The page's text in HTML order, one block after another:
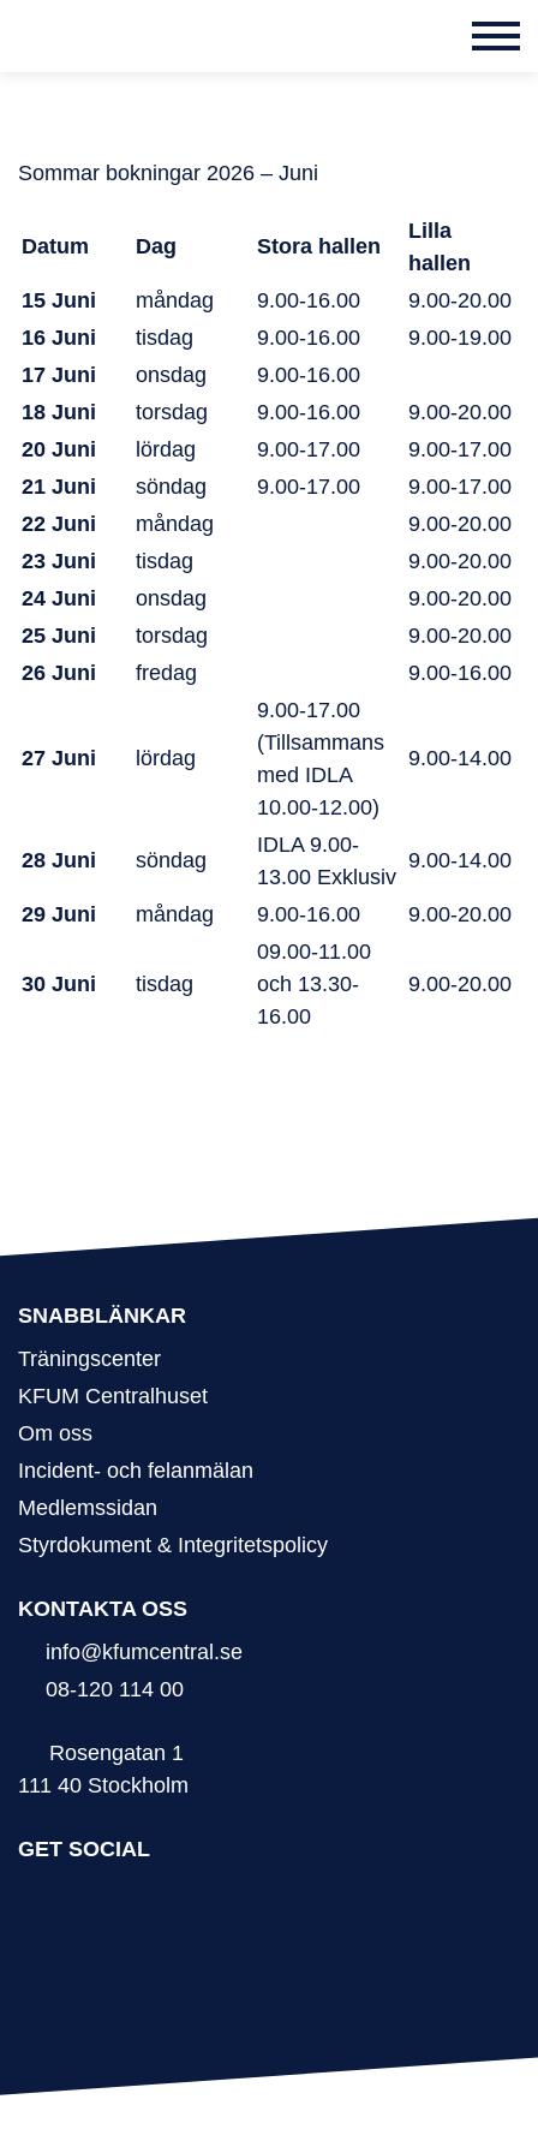
Sommar bokningar 2026 – Juni
Datum Dag Stora hallen
Lilla
hallen
15 Juni
måndag 9.00-16.00
9.00-20.00
16 Juni
tisdag 9.00-16.00
9.00-19.00
17 Juni
onsdag
9.00-16.00
18 Juni
torsdag 9.00-16.00
9.00-20.00
20 Juni
lördag 9.00-17.00
9.00-17.00
21 Juni
söndag 9.00-17.00
9.00-17.00
22 Juni
måndag
9.00-20.00
23 Juni
tisdag
9.00-20.00
24 Juni
onsdag
9.00-20.00
25 Juni
torsdag
9.00-20.00
26 Juni
fredag 9.00-16.00
27 Juni lördag
9.00-17.00
(Tillsammans
med IDLA
10.00-12.00)
9.00-14.00
28 Juni söndag
IDLA 9.00-
13.00 Exklusiv
9.00-14.00
29 Juni måndag 9.00-16.00 9.00-20.00
30 Juni tisdag
09.00-11.00
och 13.30-
16.00
9.00-20.00
SNABBLÄNKAR
Träningscenter
KFUM Centralhuset
Om oss
Incident- och felanmälan
Medlemssidan
Styrdokument & Integritetspolicy
KONTAKTA OSS
info@kfumcentral.se
08-120 114 00
Rosengatan 1
111 40 Stockholm
GET SOCIAL